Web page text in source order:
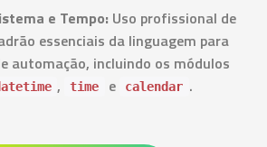
e Tempo: Uso profissional de
essenciais da linguagem para
automação, incluindo os módulos
, time e calendar .